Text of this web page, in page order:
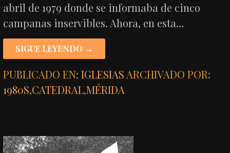
abril de 1979 donde se informaba de cinco
campanas inservibles. Ahora, en esta…
SIGUE LEYENDO →
PUBLICADO EN:IGLESIAS ARCHIVADO POR:
1980S,CATEDRAL,MÉRIDA